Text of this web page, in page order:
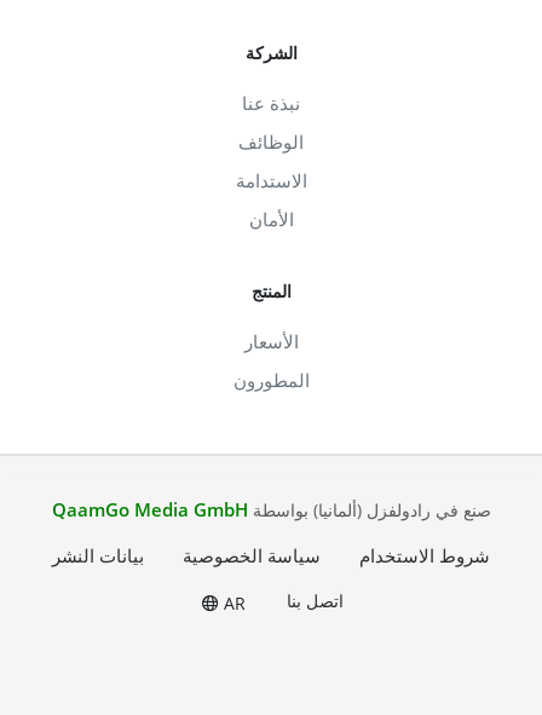
الشركة
نبذة عنا
الوظائف
الاستدامة
الأمان
المنتج
الأسعار
المطورون
صنع في رادولفزل (ألمانيا) بواسطة QaamGo Media GmbH
شروط الاستخدام
سياسة الخصوصية بيانات النشر
اتصل بنا AR